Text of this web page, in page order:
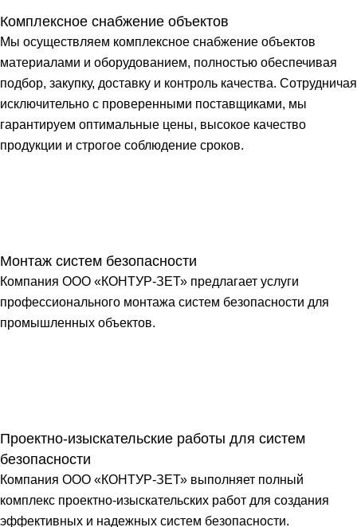
Комплексное снабжение объектов
Мы осуществляем комплексное снабжение объектов
материалами и оборудованием, полностью обеспечивая
подбор, закупку, доставку и контроль качества. Сотрудничая
исключительно с проверенными поставщиками, мы
гарантируем оптимальные цены, высокое качество
продукции и строгое соблюдение сроков.
Монтаж систем безопасности
Компания ООО «КОНТУР-ЗЕТ» предлагает услуги
профессионального монтажа систем безопасности для
промышленных объектов.
Проектно-изыскательские работы для систем
безопасности
Компания ООО «КОНТУР-ЗЕТ» выполняет полный
комплекс проектно-изыскательских работ для создания
эффективных и надежных систем безопасности.